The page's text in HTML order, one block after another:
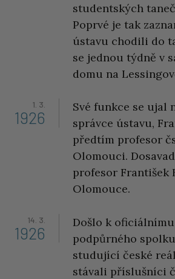
studentských
Poprvé je tak
ústavu chodili do
se jednou týdně v
domu na
1. 3.
1926
Své funkce se ujal
správce ústavu,
předtím profesor
Olomouci.
profesor František
Olomouce.
14. 3.
1926
Došlo k
podpůrného
studující české
stávali příslušníci